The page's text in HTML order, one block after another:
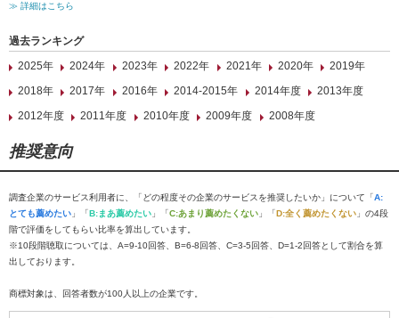
≫ 詳細はこちら
過去ランキング
2025年
2024年 2023年 2022年 2021年 2020年
2019年
2018年
2017年 2016年 2014-2015年 2014年度
2013年度
2012年度
2011年度 2010年度 2009年度 2008年度
推奨意向
調査企業のサービス利用者に、「どの程度その企業のサービスを推奨したいか」について「A:
とても薦めたい 」「B:まあ薦めたい 」「C:あまり薦めたくない 」「D:全く薦めたくない 」の4段
階で評価をしてもらい比率を算出しています。
※10段階聴取については、A=9-10回答、B=6-8回答、C=3-5回答、D=1-2回答として割合を算
出しております。
商標対象は、回答者数が100人以上の企業です。